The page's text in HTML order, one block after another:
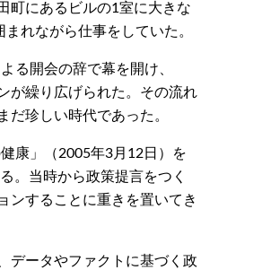
町にあるビルの1室に大きな
れながら仕事をしていた。
る開会の辞で幕を開け、
が繰り広げられた。その流れ
珍しい時代であった。
康」（2005年3月12日）を
。当時から政策提言をつく
ンすることに重きを置いてき
データやファクトに基づく政